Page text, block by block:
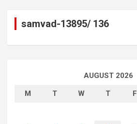
samvad-13895/ 136
AUGUST 2026
M T W T F